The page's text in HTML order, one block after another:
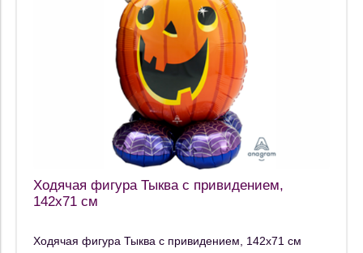
Ходячая фигура Тыква с привидением,
142х71 см
Ходячая фигура Тыква с привидением, 142х71 см